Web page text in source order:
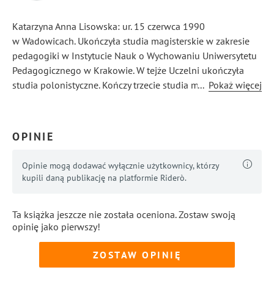
Katarzyna Anna Lisowska: ur. 15 czerwca 1990
w Wadowicach. Ukończyła studia magisterskie w zakresie
pedagogiki w Instytucie Nauk o Wychowaniu Uniwersytetu
Pedagogicznego w Krakowie. W tejże Uczelni ukończyła
studia polonistyczne. Kończy trzecie studia magisterskie —
... Pokaż więcej
OPINIE
Opinie mogą dodawać wyłącznie użytkownicy, którzy
kupili daną publikację na platformie Riderò.
Ta książka jeszcze nie została oceniona. Zostaw swoją
opinię jako pierwszy!
ZOSTAW OPINIĘ